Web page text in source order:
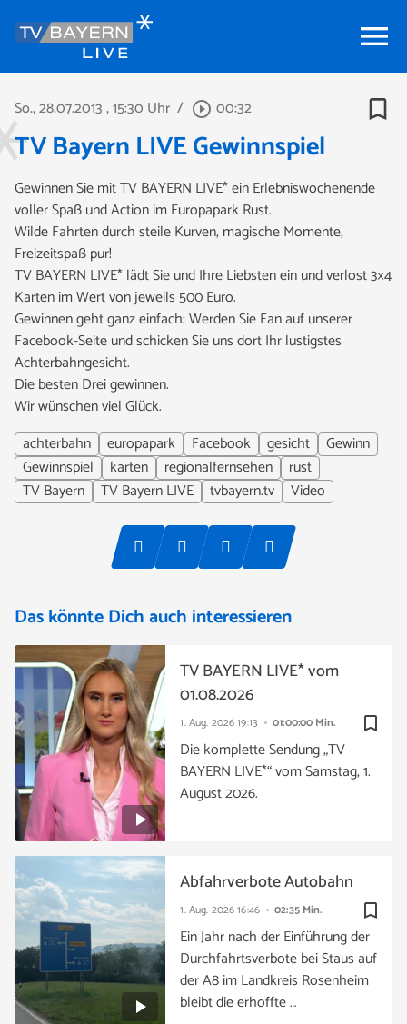
menu
So., 28.07.2013, 15:30 Uhr / play_circle_outline 00:32 bookmark_border
TV Bayern LIVE Gewinnspiel
Gewinnen Sie mit TV BAYERN LIVE* ein Erlebniswochenende
voller Spaß und Action im Europapark Rust.
Wilde Fahrten durch steile Kurven, magische Momente,
Freizeitspaß pur!
TV BAYERN LIVE* lädt Sie und Ihre Liebsten ein und verlost 3×4
Karten im Wert von jeweils 500 Euro.
Gewinnen geht ganz einfach: Werden Sie Fan auf unserer
Facebook-Seite und schicken Sie uns dort Ihr lustigstes
Achterbahngesicht.
Die besten Drei gewinnen.
Wir wünschen viel Glück.
achterbahn
europapark Facebook gesicht
Gewinn
Gewinnspiel
karten regionalfernsehen
rust
TV Bayern
TV Bayern LIVE tvbayern.tv Video
Das könnte Dich auch interessieren
bookmark_border
1. Aug. 202619:13 01:00:00 Min.
TV BAYERN LIVE* vom
01.08.2026
Die komplette Sendung „TV
BAYERN LIVE*“ vom Samstag, 1.
August 2026.
bookmark_border
1. Aug. 202616:46 02:35 Min.
Abfahrverbote Autobahn
Ein Jahr nach der Einführung der
Durchfahrtsverbote bei Staus auf
der A8 im Landkreis Rosenheim
bleibt die erhoffte …